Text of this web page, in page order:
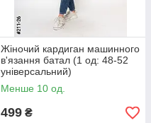
Жіночий кардиган машинного
в'язання батал (1 од: 48-52
універсальний)
Менше 10 од.
499 ₴